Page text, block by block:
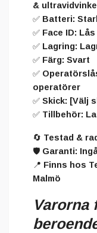
& ultravidvinkel
✅ Batteri:
✅ Face ID: Lås
✅ Lagring:
✅ Färg: Svart
✅
operatörer
✅ Skick: [Välj
✅ Tillbehör:
🔄 Testad &
🛡️ Garanti:
📍 Finns hos
Malmö
Varorna